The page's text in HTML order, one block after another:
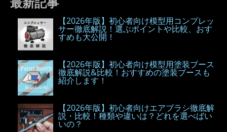
【2026年版】初心者向け模型用コンプレッ
サー徹底解説！選ぶポイントや比較、おす
すめも大公開！
【2026年版】初心者向け模型用塗装ブース
徹底解説&比較！おすすめの塗装ブースも
紹介します！
【2026年版】初心者向けエアブラシ徹底解
説・比較！種類や違いは？どれを選べばい
いの？